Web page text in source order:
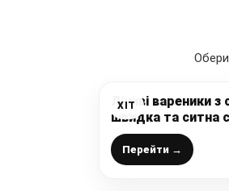
ХІТ
Ліниві вареники
швидка та ситна
залишилася після
Перейти →